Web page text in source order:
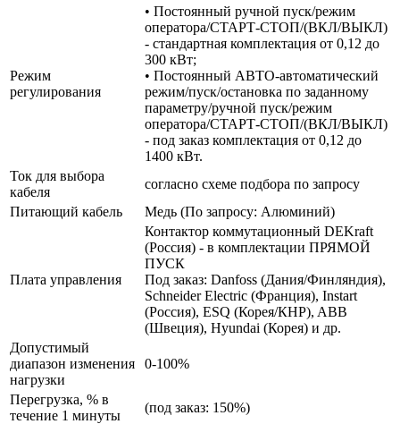
Режим
регулирования
• Постоянный ручной пуск/режим
оператора/СТАРТ-СТОП/(ВКЛ/ВЫКЛ)
- стандартная комплектация от 0,12 до
300 кВт;
• Постоянный АВТО-автоматический
режим/пуск/остановка по заданному
параметру/ручной пуск/режим
оператора/СТАРТ-СТОП/(ВКЛ/ВЫКЛ)
- под заказ комплектация от 0,12 до
1400 кВт.
Ток для выбора
кабеля
согласно схеме подбора по запросу
Питающий кабель
Медь (По запросу: Алюминий)
Плата управления
Контактор коммутационный DEKraft
(Россия) - в комплектации ПРЯМОЙ
ПУСК
Под заказ: Danfoss (Дания/Финляндия),
Schneider Electric (Франция), Instart
(Россия), ESQ (Корея/КНР), ABB
(Швеция), Hyundai (Корея) и др.
Допустимый
диапазон изменения
нагрузки
0-100%
Перегрузка, % в
течение 1 минуты
(под заказ: 150%)